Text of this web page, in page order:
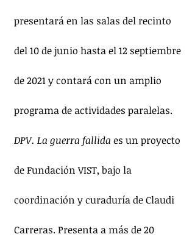
presentará en las salas del recinto
del 10 de junio hasta el 12 septiembre
de 2021 y contará con un amplio
programa de actividades paralelas.
DPV. La guerra fallida es un proyecto
de Fundación VIST, bajo la
coordinación y curaduría de Claudi
Carreras. Presenta a más de 20